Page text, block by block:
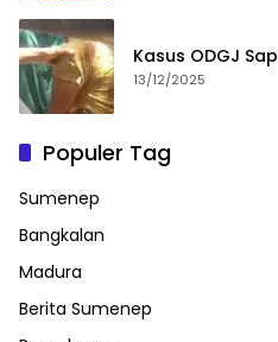
Kasus ODGJ
13/12/2025
Populer Tag
Sumenep
Bangkalan
Madura
Berita Sumenep